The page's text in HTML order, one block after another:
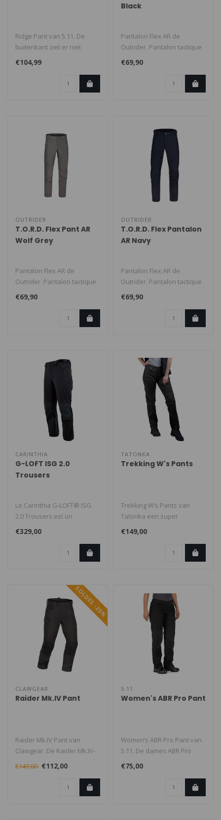
Ridge Pant van 5.11. De
buitenkant ziet er niet
tactisch uit, maar het is
zeker..
€104,99
Black
Pantalon Flex AR de
Outrider. Pantalon tactique
urbain avec un grand
confort et ..
€69,90
OUTRIDER
T.O.R.D. Flex Pant AR
Wolf Grey
Pantalon Flex AR de
Outrider. Pantalon tactique
urbain avec un grand
confort et ..
€69,90
OUTRIDER
T.O.R.D. Flex Pantalon
AR Navy
Pantalon Flex AR de
Outrider. Pantalon tactique
urbain avec un grand
confort et ..
€69,90
CARINTHIA
G-LOFT ISG 2.0
Trousers
Le Carinthia G-LOFT® ISG
2.0 Trousers est un
pantalon softshell isolé
conçu p..
€329,00
TATONKA
Trekking W's Pants
Trekking W’s Pants van
Tatonka een super
duurzame trekking-broek
gemaakt van e..
€149,00
SOLDES -25%
CLAWGEAR
Raider Mk.IV Pant
Raider Mk.IV Pant van
Clawgear. De Raider Mk.IV-
inzetbroek is ontworpen als
eenv..
€149,00 €112,00
5.11
Women's ABR Pro Pant
Women’s ABR Pro Pant van
5.11. De dames ABR Pro
Pant is gemaakt van
duurzaam, ..
€75,00